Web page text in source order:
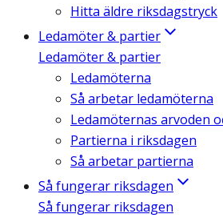
Hitta äldre riksdagstryck
Ledamöter & partier
Ledamöter & partier
Ledamöterna
Så arbetar ledamöterna
Ledamöternas arvoden
Partierna i riksdagen
Så arbetar partierna
Så fungerar riksdagen
Så fungerar riksdagen